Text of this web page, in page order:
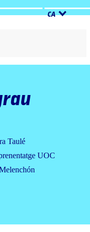
CA
Taulé
UOC